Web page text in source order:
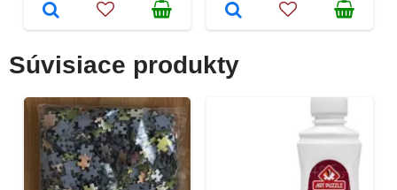
Súvisiace produkty